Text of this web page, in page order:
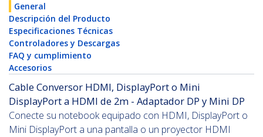
General
Descripción del Producto
Especificaciones Técnicas
Controladores y Descargas
FAQ y cumplimiento
Accesorios
Cable Conversor HDMI, DisplayPort o Mini
DisplayPort a HDMI de 2m - Adaptador DP y Mini DP
Conecte su notebook equipado con HDMI, DisplayPort o
Mini DisplayPort a una pantalla o un proyector HDMI